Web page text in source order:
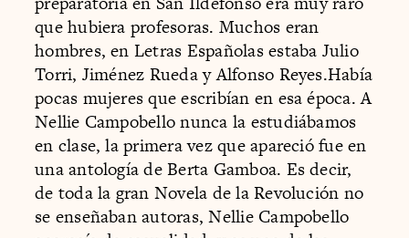
que hubiera profesoras. Muchos eran
hombres, en Letras Españolas estaba Julio
Torri, Jiménez Rueda y Alfonso Reyes.Había
pocas mujeres que escribían en esa época. A
Nellie Campobello nunca la estudiábamos
en clase, la primera vez que apareció fue en
una antología de Berta Gamboa. Es decir,
de toda la gran Novela de la Revolución no
se enseñaban autoras, Nellie Campobello